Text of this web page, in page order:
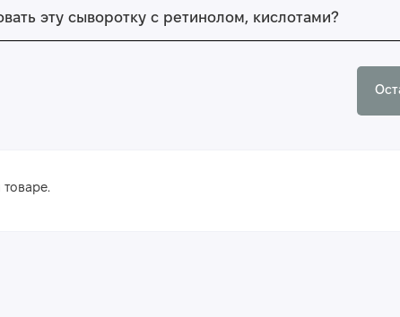
эту сыворотку с ретинолом, кислотами?
товаре.